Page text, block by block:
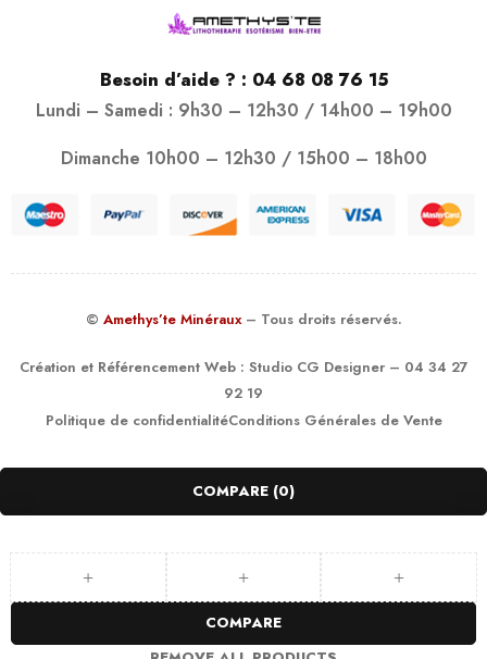
Besoin d’aide ? : 04 68 08 76 15
Lundi – Samedi : 9h30 – 12h30 / 14h00 – 19h00
Dimanche 10h00 – 12h30 / 15h00 – 18h00
© Amethys’te Minéraux – Tous droits réservés.
Création et Référencement Web : Studio CG Designer– 04 34 27
92 19
Politique de confidentialitéConditions Générales de Vente
COMPARE (0)
COMPARE